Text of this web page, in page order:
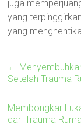
juga
yang
yang
←
Setelah Trauma
Membongkar
dari Trauma